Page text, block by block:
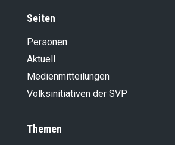
Seiten
Personen
Aktuell
Medienmitteilungen
Volksinitiativen der SVP
Themen